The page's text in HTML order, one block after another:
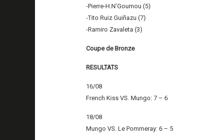
-Pierre-H.N’Goumou (5)
-Tito Ruiz Guiñazu (7)
-Ramiro Zavaleta (3)
Coupe de Bronze
RESULTATS
16/08
French Kiss VS. Mungo: 7 – 6
18/08
Mungo VS. Le Pommeray: 6 – 5